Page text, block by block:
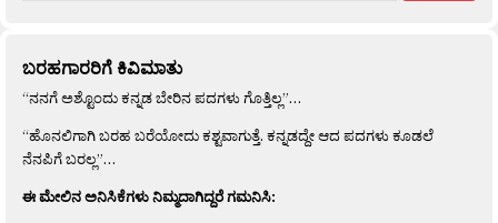
ಬರಹಗಾರರಿಗೆ ಕಿವಿಮಾತು
“ನನಗೆ ಅಶ್ಟೊಂದು ಕನ್ನಡ ಬೇರಿನ ಪದಗಳು ಗೊತ್ತಿಲ್ಲ”…
“ಹೊನಲಿಗಾಗಿ ಬರಹ ಬರೆಯೋದು ಕಶ್ಟವಾಗುತ್ತೆ. ಕನ್ನಡದ್ದೇ ಆದ ಪದಗಳು ಕೂಡಲೆ
ನೆನಪಿಗೆ ಬರಲ್ಲ”…
ಈ ಮೇಲಿನ ಅನಿಸಿಕೆಗಳು ನಿಮ್ಮದಾಗಿದ್ದರೆ ಗಮನಿಸಿ: